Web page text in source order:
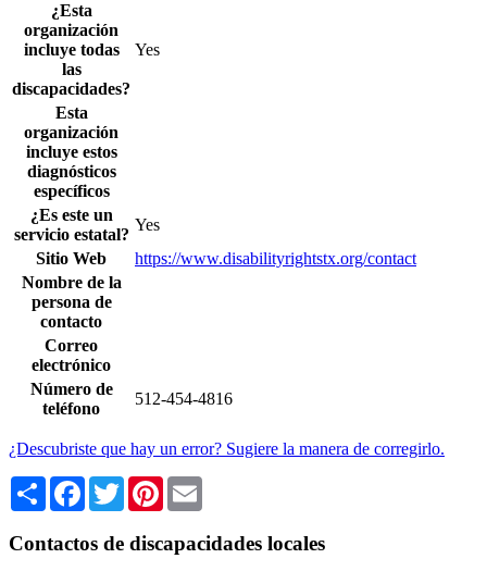
¿Esta
organización
incluye todas
las
discapacidades?
Yes
Esta
organización
incluye estos
diagnósticos
específicos
¿Es este un
servicio estatal?
Yes
Sitio Web
https://www.disabilityrightstx.org/contact
Nombre de la
persona de
contacto
Correo
electrónico
Número de
teléfono
512-454-4816
¿Descubriste que hay un error? Sugiere la manera de corregirlo.
Share Facebook
TwitterPinterest
Contactos de discapacidades locales